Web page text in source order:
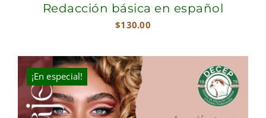
Redacción básica en español
$130.00
¡En especial!